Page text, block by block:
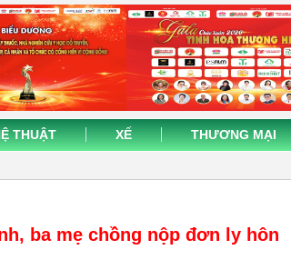
THUẬT XẾ THƯƠNG MẠI
ba mẹ chồng nộp đơn ly hôn